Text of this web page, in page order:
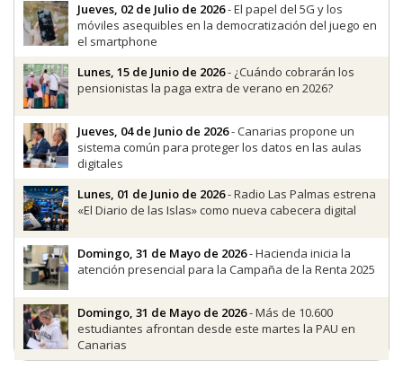
Jueves, 02 de Julio de 2026- El papel del 5G y los
móviles asequibles en la democratización del juego en
el smartphone
Lunes, 15 de Junio de 2026- ¿Cuándo cobrarán los
pensionistas la paga extra de verano en 2026?
Jueves, 04 de Junio de 2026- Canarias propone un
sistema común para proteger los datos en las aulas
digitales
Lunes, 01 de Junio de 2026- Radio Las Palmas estrena
«El Diario de las Islas» como nueva cabecera digital
Domingo, 31 de Mayo de 2026- Hacienda inicia la
atención presencial para la Campaña de la Renta 2025
Domingo, 31 de Mayo de 2026- Más de 10.600
estudiantes afrontan desde este martes la PAU en
Canarias